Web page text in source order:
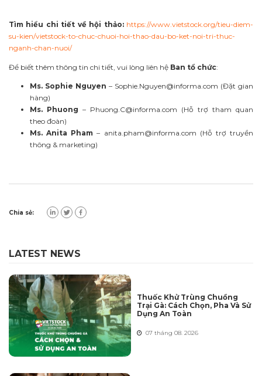
Tìm hiểu chi tiết về hội thảo: https://www.vietstock.org/tieu-diem-
su-kien/vietstock-to-chuc-chuoi-hoi-thao-dau-bo-ket-noi-tri-thuc-
nganh-chan-nuoi/
Để biết thêm thông tin chi tiết, vui lòng liên hệ Ban tổ chức:
Ms. Sophie Nguyen – Sophie.Nguyen@informa.com (Đặt gian
hàng)
Ms. Phuong – Phuong.C@informa.com (Hỗ trợ tham quan
theo đoàn)
Ms. Anita Pham – anita.pham@informa.com (Hỗ trợ truyền
thông & marketing)
Chia sẻ:
LATEST NEWS
Thuốc Khử Trùng Chuồng
Trại Gà: Cách Chọn, Pha Và Sử
Dụng An Toàn
07 tháng 08. 2026